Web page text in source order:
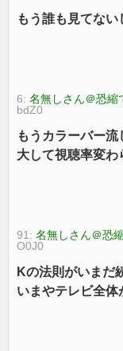
もう誰も見てな
6:名無しさん＠恐縮
bdZ0
もうカラーバー流
大して視聴率変わ
91:名無しさん＠恐
O0J0
Kの法則がいまだ
いまやテレビ全